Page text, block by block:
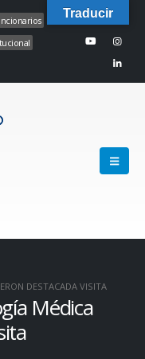
DESTACADA VISITA
Médica
Traducir